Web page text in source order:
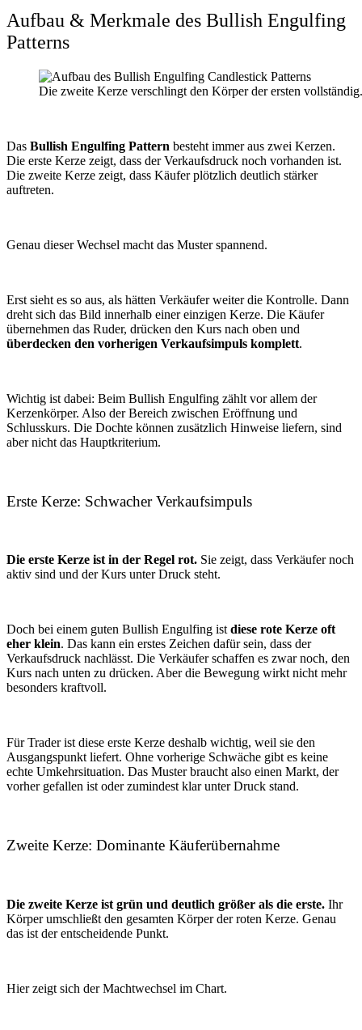
Aufbau & Merkmale des Bullish Engulfing
Patterns
Die zweite Kerze verschlingt den Körper der ersten vollständig.
Das Bullish Engulfing Pattern besteht immer aus zwei Kerzen.
Die erste Kerze zeigt, dass der Verkaufsdruck noch vorhanden ist.
Die zweite Kerze zeigt, dass Käufer plötzlich deutlich stärker
auftreten.
Genau dieser Wechsel macht das Muster spannend.
Erst sieht es so aus, als hätten Verkäufer weiter die Kontrolle. Dann
dreht sich das Bild innerhalb einer einzigen Kerze. Die Käufer
übernehmen das Ruder, drücken den Kurs nach oben und
überdecken den vorherigen Verkaufsimpuls komplett.
Wichtig ist dabei: Beim Bullish Engulfing zählt vor allem der
Kerzenkörper. Also der Bereich zwischen Eröffnung und
Schlusskurs. Die Dochte können zusätzlich Hinweise liefern, sind
aber nicht das Hauptkriterium.
Erste Kerze: Schwacher Verkaufsimpuls
Die erste Kerze ist in der Regel rot. Sie zeigt, dass Verkäufer noch
aktiv sind und der Kurs unter Druck steht.
Doch bei einem guten Bullish Engulfing istdiese rote Kerze oft
eher klein. Das kann ein erstes Zeichen dafür sein, dass der
Verkaufsdruck nachlässt. Die Verkäufer schaffen es zwar noch, den
Kurs nach unten zu drücken. Aber die Bewegung wirkt nicht mehr
besonders kraftvoll.
Für Trader ist diese erste Kerze deshalb wichtig, weil sie den
Ausgangspunkt liefert. Ohne vorherige Schwäche gibt es keine
echte Umkehrsituation. Das Muster braucht also einen Markt, der
vorher gefallen ist oder zumindest klar unter Druck stand.
Zweite Kerze: Dominante Käuferübernahme
Die zweite Kerze ist grün und deutlich größer als die erste. Ihr
Körper umschließt den gesamten Körper der roten Kerze. Genau
das ist der entscheidende Punkt.
Hier zeigt sich der Machtwechsel im Chart.